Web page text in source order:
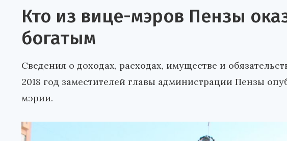
Кто из вице-мэров Пензы
богатым
Сведения о доходах, расходах, имуществе и
2018 год заместителей главы администрации Пензы
мэрии.